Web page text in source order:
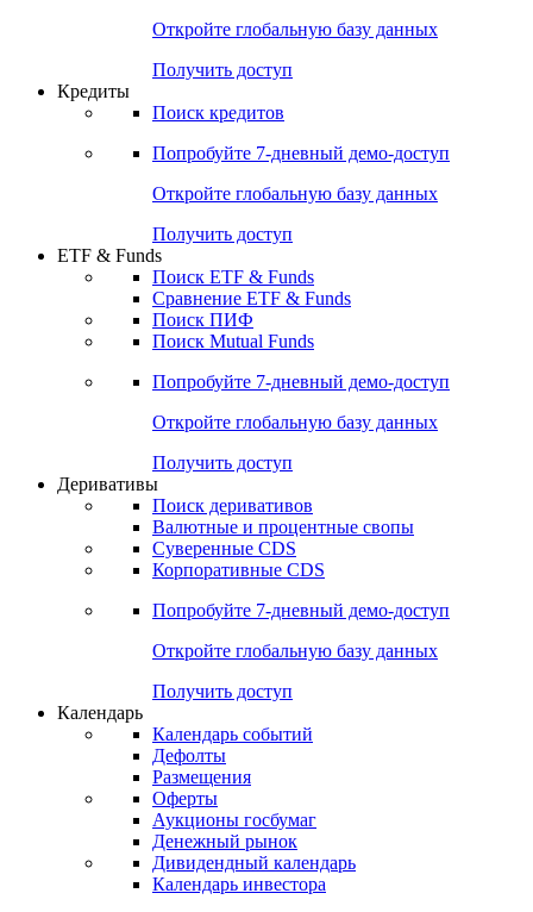
Откройте глобальную базу данных
Получить доступ
Кредиты
Поиск кредитов
Попробуйте 7-дневный демо-доступ
Откройте глобальную базу данных
Получить доступ
ETF & Funds
Поиск ETF & Funds
Сравнение ETF & Funds
Поиск ПИФ
Поиск Mutual Funds
Попробуйте 7-дневный демо-доступ
Откройте глобальную базу данных
Получить доступ
Деривативы
Поиск деривативов
Валютные и процентные свопы
Суверенные CDS
Корпоративные CDS
Попробуйте 7-дневный демо-доступ
Откройте глобальную базу данных
Получить доступ
Календарь
Календарь событий
Дефолты
Размещения
Оферты
Аукционы госбумаг
Денежный рынок
Дивидендный календарь
Календарь инвестора